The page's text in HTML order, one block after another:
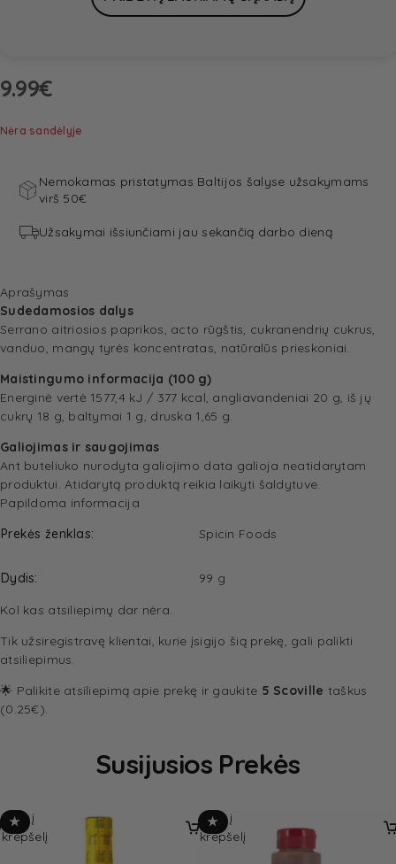
9.99€
Nėra sandėlyje
Nemokamas pristatymas Baltijos šalyse užsakymams
virš 50€
Užsakymai išsiunčiami jau sekančią darbo dieną
Aprašymas
Sudedamosios dalys
Serrano aitriosios paprikos, acto rūgštis, cukranendrių cukrus,
vanduo, mangų tyrės koncentratas, natūralūs prieskoniai.
Maistingumo informacija (100 g)
Energinė vertė 1577,4 kJ / 377 kcal, angliavandeniai 20 g, iš jų
cukrų 18 g, baltymai 1 g, druska 1,65 g.
Galiojimas ir saugojimas
Ant buteliuko nurodyta galiojimo data galioja neatidarytam
produktui. Atidarytą produktą reikia laikyti šaldytuve.
Papildoma informacija
Prekės ženklas
Spicin Foods
Dydis
99 g
Kol kas atsiliepimų dar nėra.
Tik užsiregistravę klientai, kurie įsigijo šią prekę, gali palikti
atsiliepimus.
🌟 Palikite atsiliepimą apie prekę ir gaukite 5 Scoville taškus
(0.25€).
Susijusios Prekės
★
Įdėti į
krepšelį
★
Įdėti į
krepšelį